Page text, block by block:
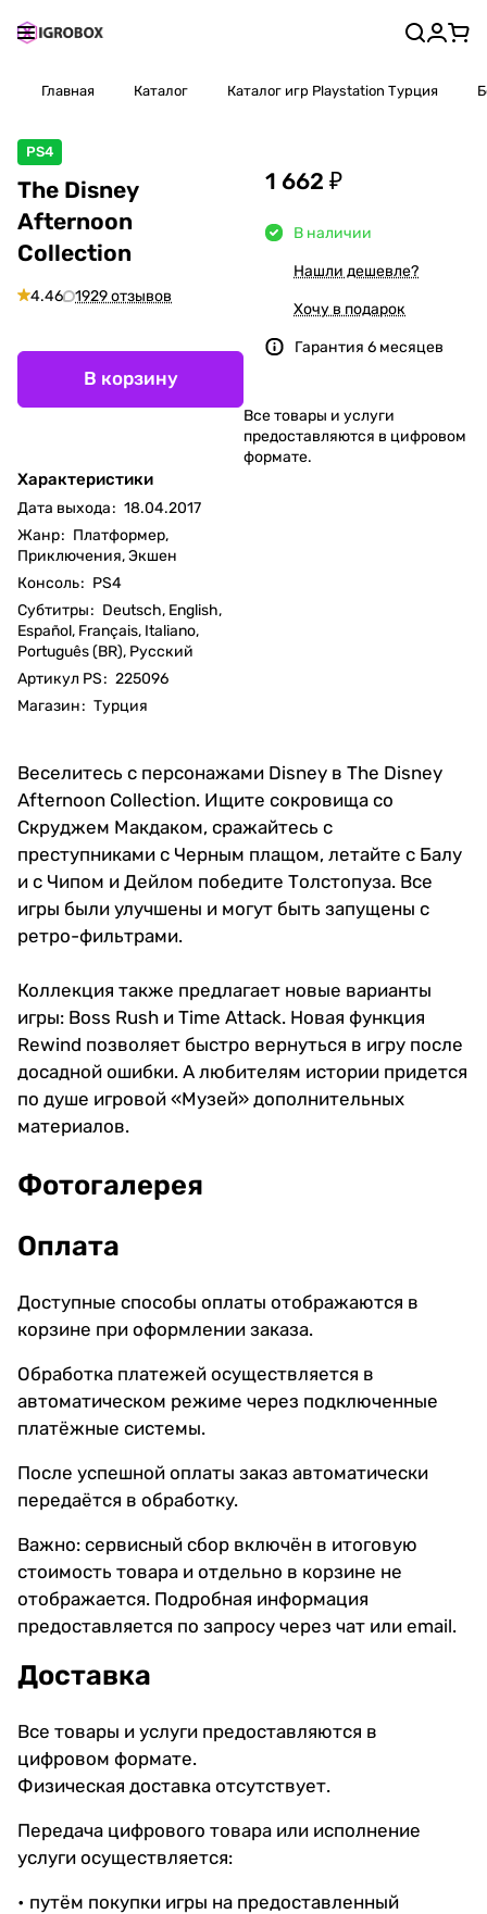
Главная Каталог Каталог игр Playstation Турция
PS4
The Disney
Afternoon
Collection
4.46 1929 отзывов
В корзину
Характеристики
Дата выхода: 18.04.2017
Жанр: Платформер,
Приключения, Экшен
Консоль: PS4
Субтитры: Deutsch, English,
Español, Français, Italiano,
Português (BR), Русский
Артикул PS: 225096
Магазин: Турция
1 662 ₽
В наличии
Нашли дешевле?
Хочу в подарок
Гарантия 6 месяцев
Все товары и услуги
предоставляются в цифровом
формате.
Веселитесь с персонажами Disney в The Disney
Afternoon Collection. Ищите сокровища со
Скруджем Макдаком, сражайтесь с
преступниками с Черным плащом, летайте с Балу
и с Чипом и Дейлом победите Толстопуза. Все
игры были улучшены и могут быть запущены с
ретро-фильтрами.
Коллекция также предлагает новые варианты
игры: Boss Rush и Time Attack. Новая функция
Rewind позволяет быстро вернуться в игру после
досадной ошибки. А любителям истории придется
по душе игровой «Музей» дополнительных
материалов.
Фотогалерея
Оплата
Доступные способы оплаты отображаются в
корзине при оформлении заказа.
Обработка платежей осуществляется в
автоматическом режиме через подключенные
платёжные системы.
После успешной оплаты заказ автоматически
передаётся в обработку.
Важно: сервисный сбор включён в итоговую
стоимость товара и отдельно в корзине не
отображается. Подробная информация
предоставляется по запросу через чат или email.
Доставка
Все товары и услуги предоставляются в
цифровом формате.
Физическая доставка отсутствует.
Передача цифрового товара или исполнение
услуги осуществляется:
• путём покупки игры на предоставленный